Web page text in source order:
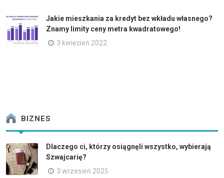
Jakie mieszkania za kredyt bez wkładu własnego?
Znamy limity ceny metra kwadratowego!
3 kwiecień 2022
BIZNES
Dlaczego ci, którzy osiągnęli wszystko, wybierają
Szwajcarię?
3 wrzesień 2025